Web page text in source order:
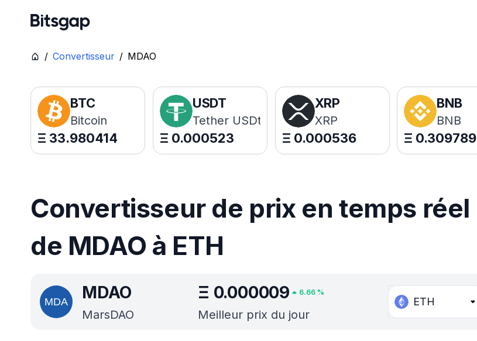
/ Convertisseur / MDAO
BTC
Bitcoin
Ξ 33.980414
USDT
Tether USDt
Ξ 0.000523
XRP
XRP
Ξ 0.000536
BNB
BNB
Ξ 0.309789
Convertisseur de prix en temps réel
de MDAO à ETH
MDAO
MarsDAO
Ξ 0.000009 6.66 %
Meilleur prix du jour
ETH